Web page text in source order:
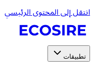
انتقل إلى المحتوى الرئيسي
تطبيقات